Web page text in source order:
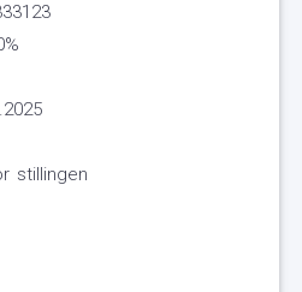
stillingen